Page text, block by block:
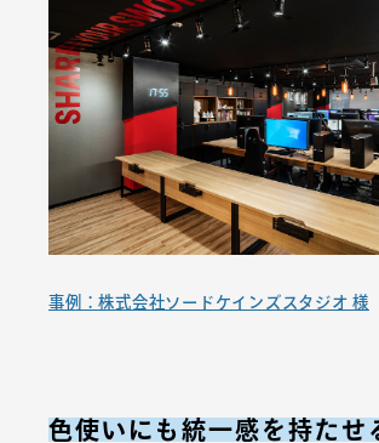
事例：株式会社ソードケインズスタジオ 様
色使いにも統一感を持たせ